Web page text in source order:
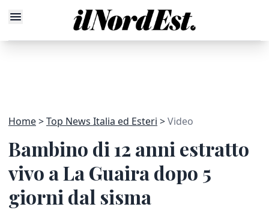
Home Top News Italia ed Esteri Video
Bambino di 12 anni estratto
vivo a La Guaira dopo 5
giorni dal sisma